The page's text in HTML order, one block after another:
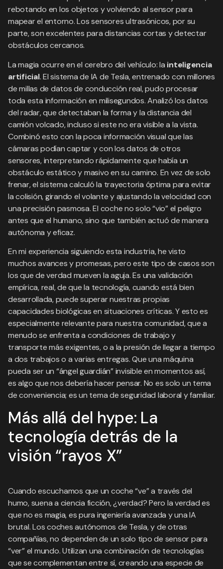
rebotando en los objetos y volviendo al sensor para
mapear el entorno. Los sensores ultrasónicos, por su
parte, son excelentes para distancias cortas y detectar
obstáculos cercanos.
La magia ocurre en el cerebro del vehículo: la inteligencia
artificial. El sistema de IA de Tesla, entrenado con millones
de millas de datos de conducción real, pudo procesar
toda esta información en milisegundos. Analizó los datos
del radar, que detectaban la forma y la distancia del
camión volcado, incluso si este no era visible a la vista.
Combinó esto con la poca información visual que las
cámaras podían captar y con los datos de otros
sensores, interpretando rápidamente que había un
obstáculo estático y masivo en su camino. En vez de solo
frenar, el sistema calculó la trayectoria óptima para evitar
la colisión, girando el volante y ajustando la velocidad con
una precisión pasmosa. El coche no solo “vio” el peligro
antes que el humano, sino que también actuó de manera
autónoma y eficaz.
En mi experiencia siguiendo esta industria, he visto
muchos avances y promesas, pero este tipo de casos son
los que de verdad mueven la aguja. Es una validación
empírica, real, de que la tecnología, cuando está bien
desarrollada, puede superar nuestras propias
capacidades biológicas en situaciones críticas. Y esto es
especialmente relevante para nuestra comunidad, que a
menudo se enfrenta a condiciones de trabajo y
transporte más exigentes, o a la presión de llegar a tiempo
a dos trabajos o a varias entregas. Que una máquina
pueda ser un “ángel guardián” invisible en momentos así,
es algo que nos debería hacer pensar. No es solo un tema
de conveniencia; es un tema de seguridad laboral y familiar.
Más allá del hype: La
tecnología detrás de la
visión “rayos X”
Cuando escuchamos que un coche “ve” a través del
humo, suena a ciencia ficción, ¿verdad? Pero la verdad es
que no es magia, es pura ingeniería avanzada y una IA
brutal. Los coches autónomos de Tesla, y de otras
compañías, no dependen de un solo tipo de sensor para
“ver” el mundo. Utilizan una combinación de tecnologías
que se complementan entre sí, creando una especie de